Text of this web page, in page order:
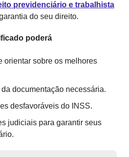
previdenciário e trabalhista
do seu direito.
poderá
orientar sobre os melhores
documentação necessária.
desfavoráveis do INSS.
judiciais para garantir seus